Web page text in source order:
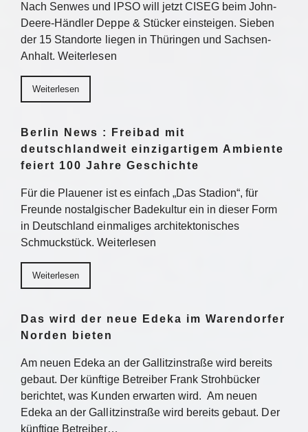
Nach Senwes und IPSO will jetzt CISEG beim John-
Deere-Händler Deppe & Stücker einsteigen. Sieben
der 15 Standorte liegen in Thüringen und Sachsen-
Anhalt. Weiterlesen
Weiterlesen
Berlin News : Freibad mit
deutschlandweit einzigartigem Ambiente
feiert 100 Jahre Geschichte
Für die Plauener ist es einfach „Das Stadion“, für
Freunde nostalgischer Badekultur ein in dieser Form
in Deutschland einmaliges architektonisches
Schmuckstück. Weiterlesen
Weiterlesen
Das wird der neue Edeka im Warendorfer
Norden bieten
Am neuen Edeka an der Gallitzinstraße wird bereits
gebaut. Der künftige Betreiber Frank Strohbücker
berichtet, was Kunden erwarten wird. Am neuen
Edeka an der Gallitzinstraße wird bereits gebaut. Der
künftige Betreiber…